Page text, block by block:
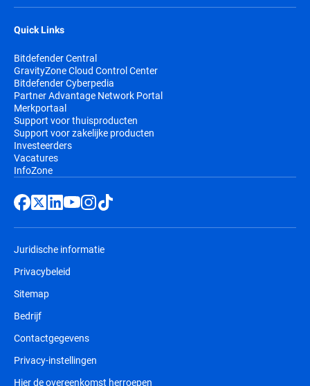
Quick Links
Bitdefender Central
GravityZone Cloud Control Center
Bitdefender Cyberpedia
Partner Advantage Network Portal
Merkportaal
Support voor thuisproducten
Support voor zakelijke producten
Investeerders
Vacatures
InfoZone
Juridische informatie
Privacybeleid
Sitemap
Bedrijf
Contactgegevens
Privacy-instellingen
Hier de overeenkomst herroepen